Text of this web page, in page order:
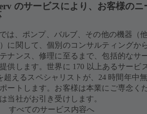
のサービスにより、お客様のニ
では、ポンプ、バルブ、その他の機器（
に関して、個別のコンサルティングか
ナンス、修理に至るまで、包括的なサ
供します。世界に 170 以上あるサービ
超えるスペシャリストが、24 時間年中
ートします。お客様は本業にご専念く
当社がお引き受けします。
すべてのサービス内容へ